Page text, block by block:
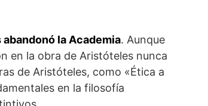
la Academia. Aunque
en la obra de Aristóteles nunca
de Aristóteles, como «Ética a
en la filosofía